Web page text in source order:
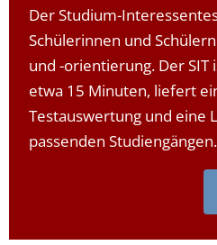
Der Studium-
Schülerinnen und
und -orientierung. Der
etwa 15 Minuten, liefert
Testauswertung und eine
passenden Studiengängen.